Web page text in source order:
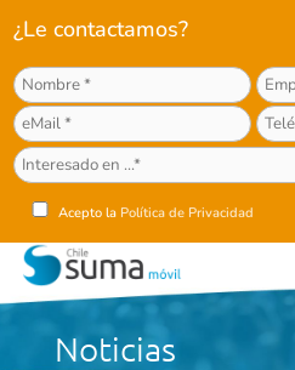
¿Le contactamos?
Acepto la Política de Privacidad
Noticias